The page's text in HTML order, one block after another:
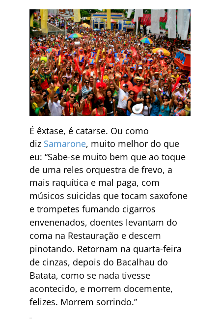
É êxtase, é catarse. Ou como
diz Samarone, muito melhor do que
eu: “Sabe-se muito bem que ao toque
de uma reles orquestra de frevo, a
mais raquítica e mal paga, com
músicos suicidas que tocam saxofone
e trompetes fumando cigarros
envenenados, doentes levantam do
coma na Restauração e descem
pinotando. Retornam na quarta-feira
de cinzas, depois do Bacalhau do
Batata, como se nada tivesse
acontecido, e morrem docemente,
felizes. Morrem sorrindo.”